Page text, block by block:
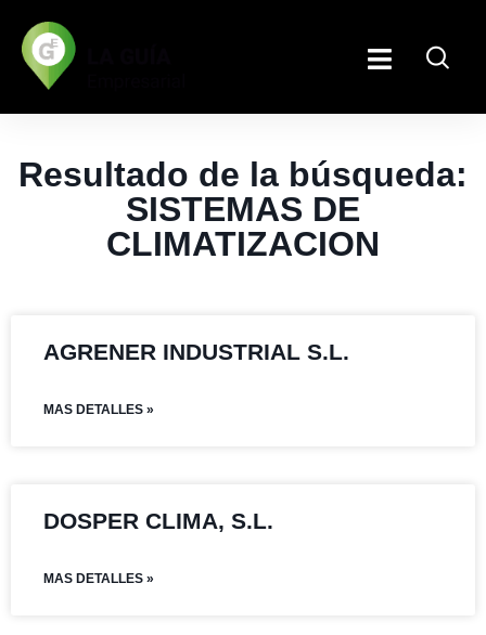
Resultado de la búsqueda:
SISTEMAS DE
CLIMATIZACION
AGRENER INDUSTRIAL S.L.
MAS DETALLES »
DOSPER CLIMA, S.L.
MAS DETALLES »